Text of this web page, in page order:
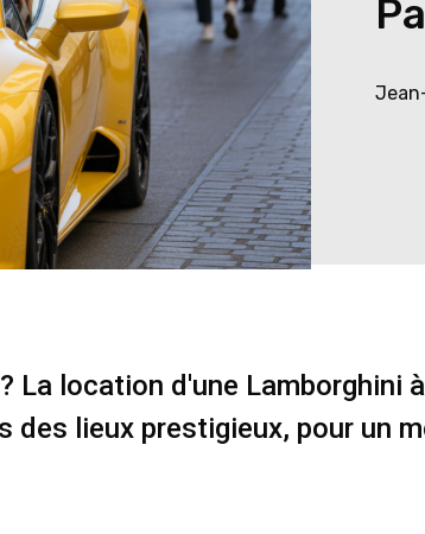
La location d'une Lamborghini
des lieux prestigieux, pour un